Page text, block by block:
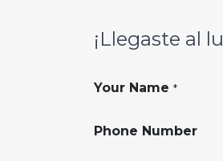
¡Llegaste al
Your Name *
Phone Number